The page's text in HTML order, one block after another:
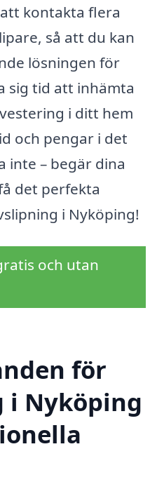
kontakta flera
så att du kan
lösningen för
sig tid att inhämta
i ditt hem
och pengar i det
inte – begär dina
det perfekta
i Nyköping!
och utan
för
i Nyköping